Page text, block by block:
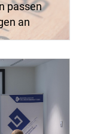
passen
an